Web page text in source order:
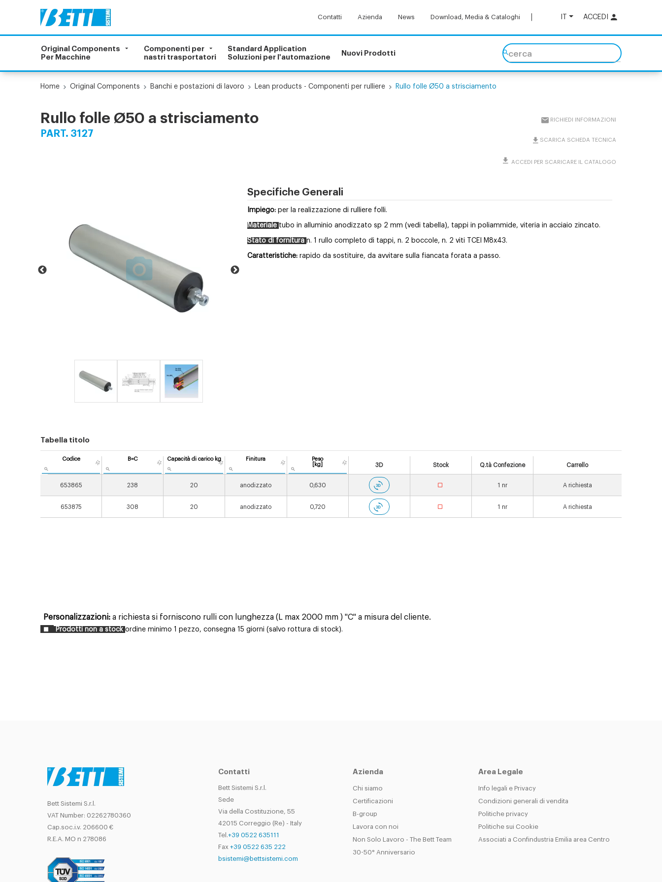
ACCEDI
Contatti Azienda News Download, Media & Cataloghi
Original Components
Per Macchine
Componenti per
nastri trasportatori
Standard Application
Soluzioni per l'automazione
Nuovi Prodotti cerca
Home Original Components Banchi e postazioni di lavoro Lean products - Componenti per rulliere Rullo folle Ø50 a strisciamento
Rullo folle Ø50 a strisciamento
PART. 3127
RICHIEDI INFORMAZIONI
SCARICA SCHEDA TECNICA
ACCEDI PER SCARICARE IL CATALOGO
Specifiche Generali
Impiego: per la realizzazione di rulliere folli.
Materiale tubo in alluminio anodizzato sp 2 mm (vedi tabella), tappi in poliammide, viteria in acciaio zincato.
Stato di fornitura n. 1 rullo completo di tappi, n. 2 boccole, n. 2 viti TCEI M8x43.
Caratteristiche: rapido da sostituire, da avvitare sulla fiancata forata a passo.
Tabella titolo
Codice B=C Capacità di carico kg Finitura
Peso
[kg]
3D Stock Q.tà Confezione Carrello
653865 238 20 anodizzato 0,630 1 nr A richiesta
653875 308 20 anodizzato 0,720 1 nr A richiesta
Personalizzazioni: a richiesta si forniscono rulli con lunghezza (L max 2000 mm ) "C" a misura del cliente.
Prodotti non a stockordine minimo 1 pezzo, consegna 15 giorni (salvo rottura di stock).
Bett Sistemi S.r.l.
VAT Number: 02262780360
Cap.soc.i.v. 206600 €
R.E.A. MO n 278086
Contatti
Bett Sistemi S.r.l.
Sede
Via della Costituzione, 55
42015 Correggio (Re) - Italy
Tel.+39 0522 635111
Fax +39 0522 635 222
bsistemi@bettsistemi.com
Azienda
Chi siamo
Certificazioni
B-group
Lavora con noi
Non Solo Lavoro - The Bett Team
30-50° Anniversario
Area Legale
Info legali e Privacy
Condizioni generali di vendita
Politiche privacy
Politiche sui Cookie
Associati a Confindustria Emilia area Centro